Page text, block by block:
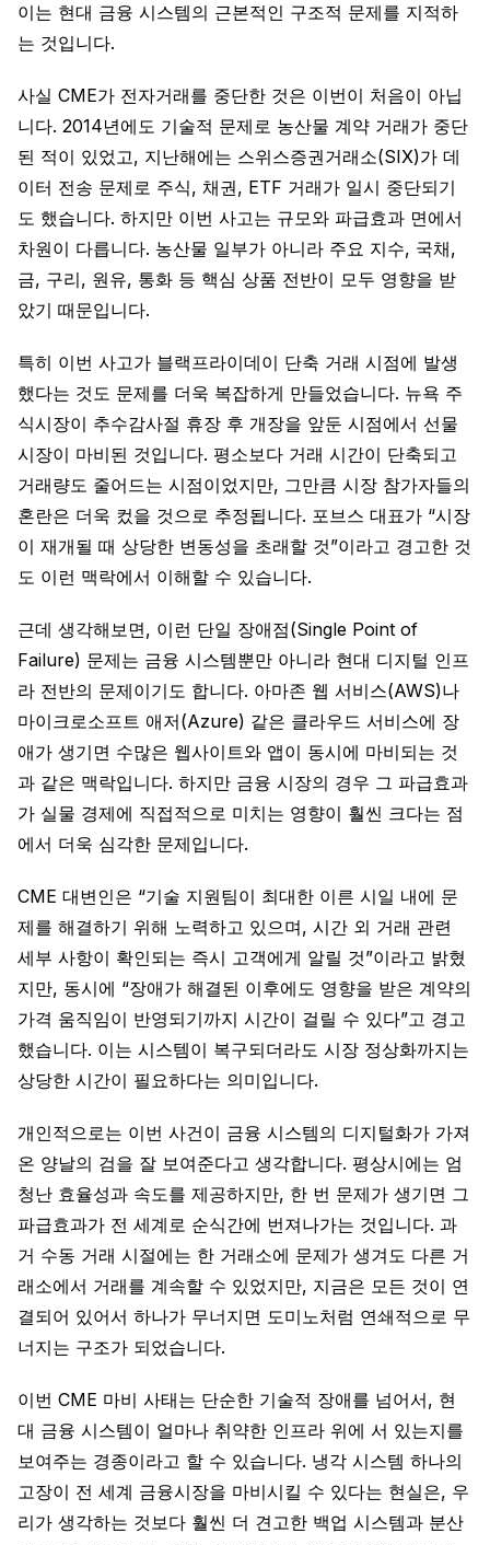
이는 현대 금융 시스템의 근본적인 구조적 문제를 지적하
는 것입니다.
사실 CME가 전자거래를 중단한 것은 이번이 처음이 아닙
니다. 2014년에도 기술적 문제로 농산물 계약 거래가 중단
된 적이 있었고, 지난해에는 스위스증권거래소(SIX)가 데
이터 전송 문제로 주식, 채권, ETF 거래가 일시 중단되기
도 했습니다. 하지만 이번 사고는 규모와 파급효과 면에서
차원이 다릅니다. 농산물 일부가 아니라 주요 지수, 국채,
금, 구리, 원유, 통화 등 핵심 상품 전반이 모두 영향을 받
았기 때문입니다.
특히 이번 사고가 블랙프라이데이 단축 거래 시점에 발생
했다는 것도 문제를 더욱 복잡하게 만들었습니다. 뉴욕 주
식시장이 추수감사절 휴장 후 개장을 앞둔 시점에서 선물
시장이 마비된 것입니다. 평소보다 거래 시간이 단축되고
거래량도 줄어드는 시점이었지만, 그만큼 시장 참가자들의
혼란은 더욱 컸을 것으로 추정됩니다. 포브스 대표가 “시장
이 재개될 때 상당한 변동성을 초래할 것”이라고 경고한 것
도 이런 맥락에서 이해할 수 있습니다.
근데 생각해보면, 이런 단일 장애점(Single Point of
Failure) 문제는 금융 시스템뿐만 아니라 현대 디지털 인프
라 전반의 문제이기도 합니다. 아마존 웹 서비스(AWS)나
마이크로소프트 애저(Azure) 같은 클라우드 서비스에 장
애가 생기면 수많은 웹사이트와 앱이 동시에 마비되는 것
과 같은 맥락입니다. 하지만 금융 시장의 경우 그 파급효과
가 실물 경제에 직접적으로 미치는 영향이 훨씬 크다는 점
에서 더욱 심각한 문제입니다.
CME 대변인은 “기술 지원팀이 최대한 이른 시일 내에 문
제를 해결하기 위해 노력하고 있으며, 시간 외 거래 관련
세부 사항이 확인되는 즉시 고객에게 알릴 것”이라고 밝혔
지만, 동시에 “장애가 해결된 이후에도 영향을 받은 계약의
가격 움직임이 반영되기까지 시간이 걸릴 수 있다”고 경고
했습니다. 이는 시스템이 복구되더라도 시장 정상화까지는
상당한 시간이 필요하다는 의미입니다.
개인적으로는 이번 사건이 금융 시스템의 디지털화가 가져
온 양날의 검을 잘 보여준다고 생각합니다. 평상시에는 엄
청난 효율성과 속도를 제공하지만, 한 번 문제가 생기면 그
파급효과가 전 세계로 순식간에 번져나가는 것입니다. 과
거 수동 거래 시절에는 한 거래소에 문제가 생겨도 다른 거
래소에서 거래를 계속할 수 있었지만, 지금은 모든 것이 연
결되어 있어서 하나가 무너지면 도미노처럼 연쇄적으로 무
너지는 구조가 되었습니다.
이번 CME 마비 사태는 단순한 기술적 장애를 넘어서, 현
대 금융 시스템이 얼마나 취약한 인프라 위에 서 있는지를
보여주는 경종이라고 할 수 있습니다. 냉각 시스템 하나의
고장이 전 세계 금융시장을 마비시킬 수 있다는 현실은, 우
리가 생각하는 것보다 훨씬 더 견고한 백업 시스템과 분산